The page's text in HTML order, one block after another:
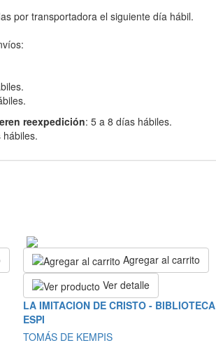
por transportadora el siguiente día hábil.
reexpedición: 5 a 8 días hábiles.
Agregar al carrito
Ver detalle
LA IMITACION DE CRISTO - BIBLIOTECA
ESPI
TOMÁS DE KEMPIS